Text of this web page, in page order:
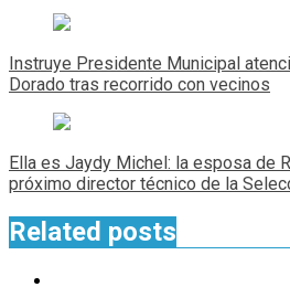
Navegación
de
entradas
Instruye Presidente Municipal
Dorado tras recorrido con vecinos
Ella es Jaydy Michel: la esposa de
próximo director técnico de la
Related posts